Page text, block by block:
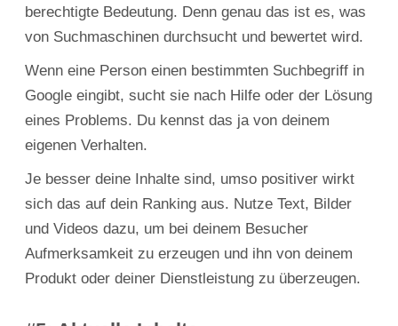
berechtigte Bedeutung. Denn genau das ist es, was
von Suchmaschinen durchsucht und bewertet wird.
Wenn eine Person einen bestimmten Suchbegriff in
Google eingibt, sucht sie nach Hilfe oder der Lösung
eines Problems. Du kennst das ja von deinem
eigenen Verhalten.
Je besser deine Inhalte sind, umso positiver wirkt
sich das auf dein Ranking aus. Nutze Text, Bilder
und Videos dazu, um bei deinem Besucher
Aufmerksamkeit zu erzeugen und ihn von deinem
Produkt oder deiner Dienstleistung zu überzeugen.